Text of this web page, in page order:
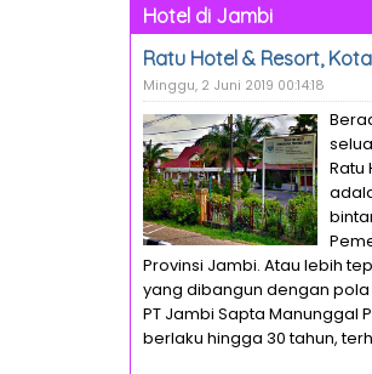
Hotel di Jambi
Ratu Hotel & Resort,
Minggu, 2 Juni 2019 00:14:18
Ratu
Provinsi Jambi. Atau lebih
yang dibangun dengan pola
PT Jambi Sapta Manunggal
berlaku hingga 30 tahun,